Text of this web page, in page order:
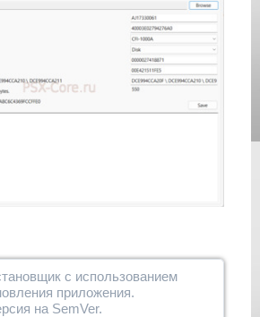
с использованием
приложения.
на SemVer.